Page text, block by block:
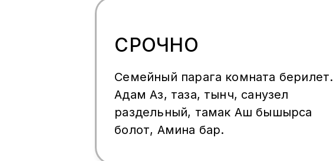
СРОЧНО
Семейный парага комната берилет.
Адам Аз, таза, тынч, санузел
раздельный, тамак Аш бышырса
болот, Амина бар.